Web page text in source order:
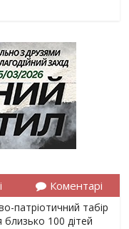
Коментарі
патріотичний табір
100 дітей